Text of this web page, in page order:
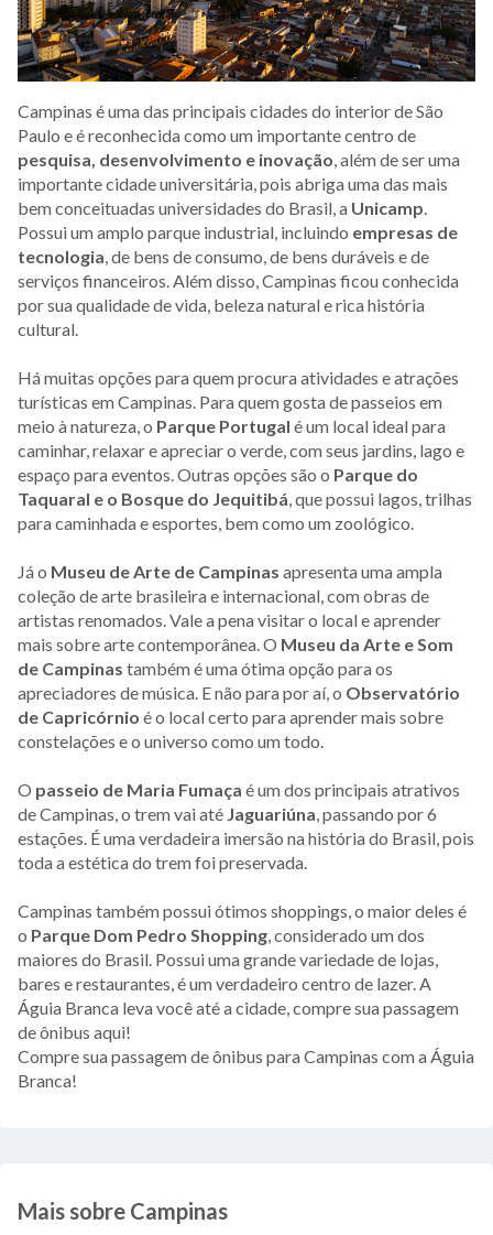
Campinas é uma das principais cidades do interior de São
Paulo e é reconhecida como um importante centro de
pesquisa, desenvolvimento e inovação, além de ser uma
importante cidade universitária, pois abriga uma das mais
bem conceituadas universidades do Brasil, a Unicamp.
Possui um amplo parque industrial, incluindo empresas de
tecnologia, de bens de consumo, de bens duráveis e de
serviços financeiros. Além disso, Campinas ficou conhecida
por sua qualidade de vida, beleza natural e rica história
cultural.
Há muitas opções para quem procura atividades e atrações
turísticas em Campinas. Para quem gosta de passeios em
meio à natureza, o Parque Portugal é um local ideal para
caminhar, relaxar e apreciar o verde, com seus jardins, lago e
espaço para eventos. Outras opções são o Parque do
Taquaral e o Bosque do Jequitibá, que possui lagos, trilhas
para caminhada e esportes, bem como um zoológico.
Já o Museu de Arte de Campinas apresenta uma ampla
coleção de arte brasileira e internacional, com obras de
artistas renomados. Vale a pena visitar o local e aprender
mais sobre arte contemporânea. O Museu da Arte e Som
de Campinas também é uma ótima opção para os
apreciadores de música. E não para por aí, o Observatório
de Capricórnio é o local certo para aprender mais sobre
constelações e o universo como um todo.
O passeio de Maria Fumaça é um dos principais atrativos
de Campinas, o trem vai até Jaguariúna, passando por 6
estações. É uma verdadeira imersão na história do Brasil, pois
toda a estética do trem foi preservada.
Campinas também possui ótimos shoppings, o maior deles é
o Parque Dom Pedro Shopping, considerado um dos
maiores do Brasil. Possui uma grande variedade de lojas,
bares e restaurantes, é um verdadeiro centro de lazer. A
Águia Branca leva você até a cidade, compre sua passagem
de ônibus aqui!
Compre sua passagem de ônibus para Campinas com a Águia
Branca!
Mais sobre Campinas